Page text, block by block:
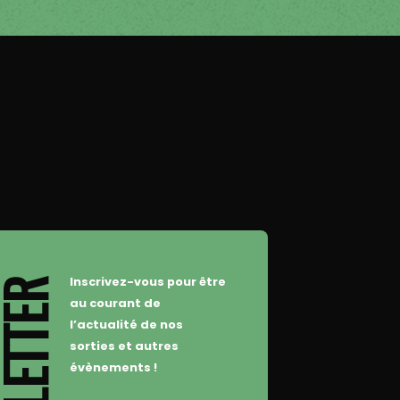
Inscrivez-vous pour être
au courant de
l’actualité de nos
sorties et autres
évènements !